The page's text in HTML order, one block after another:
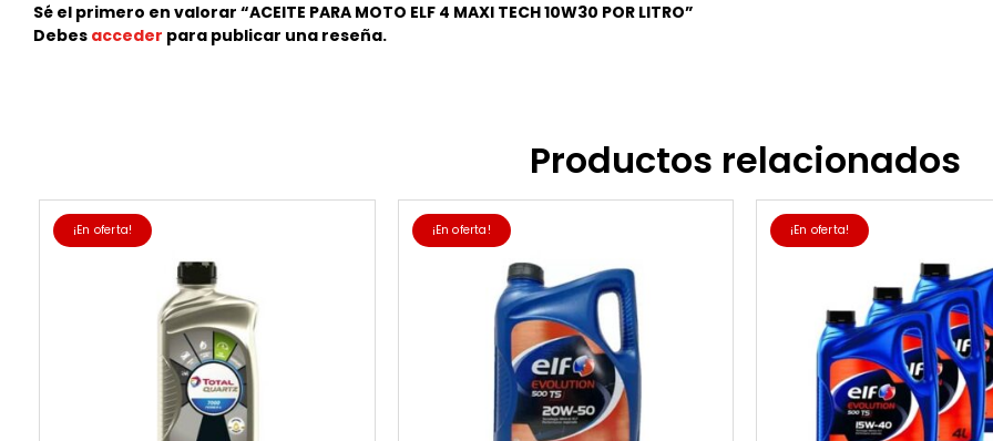
Sé el primero en valorar “ACEITE PARA MOTO ELF 4 MAXI TECH 10W30 POR LITRO”
Debes acceder para publicar una reseña.
Productos relacionados
¡En oferta! ¡En oferta! ¡En oferta!